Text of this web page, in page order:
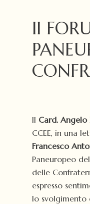
II
Il Card. Angelo
CCEE, in una
Francesco
Paneuropeo
delle
espresso
lo svolgimento